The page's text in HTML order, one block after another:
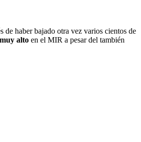
de haber bajado otra vez varios cientos de
alto en el MIR a pesar del también